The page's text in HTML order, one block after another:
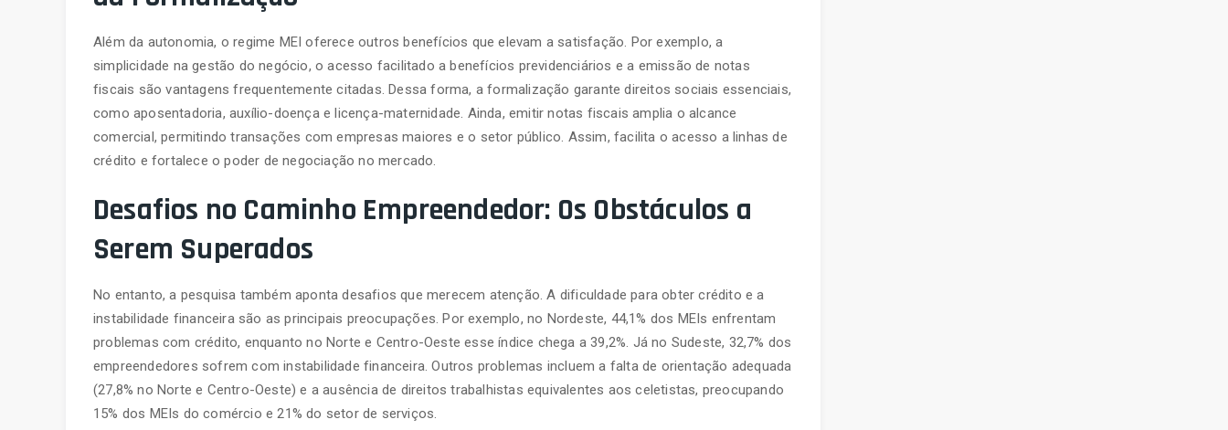
Além da autonomia, o regime MEI oferece outros benefícios que elevam a satisfação. Por exemplo, a
simplicidade na gestão do negócio, o acesso facilitado a benefícios previdenciários e a emissão de notas
fiscais são vantagens frequentemente citadas. Dessa forma, a formalização garante direitos sociais essenciais,
como aposentadoria, auxílio-doença e licença-maternidade. Ainda, emitir notas fiscais amplia o alcance
comercial, permitindo transações com empresas maiores e o setor público. Assim, facilita o acesso a linhas de
crédito e fortalece o poder de negociação no mercado.
Desafios no Caminho Empreendedor: Os Obstáculos a
Serem Superados
No entanto, a pesquisa também aponta desafios que merecem atenção. A dificuldade para obter crédito e a
instabilidade financeira são as principais preocupações. Por exemplo, no Nordeste, 44,1% dos MEIs enfrentam
problemas com crédito, enquanto no Norte e Centro-Oeste esse índice chega a 39,2%. Já no Sudeste, 32,7% dos
empreendedores sofrem com instabilidade financeira. Outros problemas incluem a falta de orientação adequada
(27,8% no Norte e Centro-Oeste) e a ausência de direitos trabalhistas equivalentes aos celetistas, preocupando
15% dos MEIs do comércio e 21% do setor de serviços.